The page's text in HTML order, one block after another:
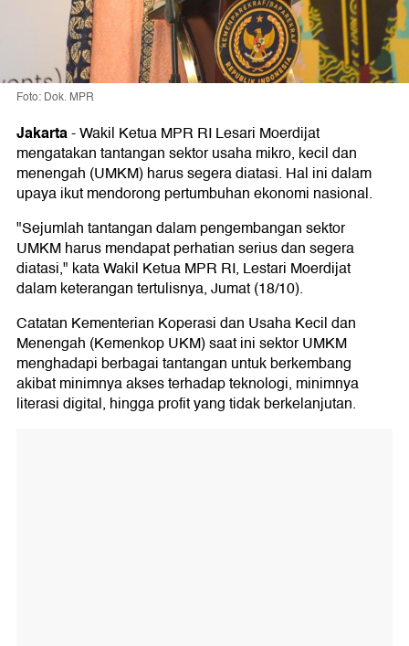
Foto: Dok. MPR
Jakarta-Wakil Ketua MPR RI Lesari Moerdijat
mengatakan tantangan sektor usaha mikro, kecil dan
menengah (UMKM) harus segera diatasi. Hal ini dalam
upaya ikut mendorong pertumbuhan ekonomi nasional.
"Sejumlah tantangan dalam pengembangan sektor
UMKM harus mendapat perhatian serius dan segera
diatasi," kata Wakil Ketua MPR RI, Lestari Moerdijat
dalam keterangan tertulisnya, Jumat (18/10).
Catatan Kementerian Koperasi dan Usaha Kecil dan
Menengah (Kemenkop UKM) saat ini sektor UMKM
menghadapi berbagai tantangan untuk berkembang
akibat minimnya akses terhadap teknologi, minimnya
literasi digital, hingga profit yang tidak berkelanjutan.